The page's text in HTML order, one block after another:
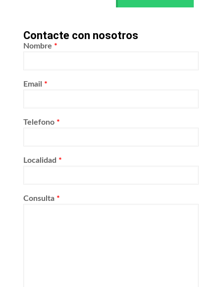
Contacte con nosotros
Nombre *
Email *
Telefono *
Localidad *
Consulta *